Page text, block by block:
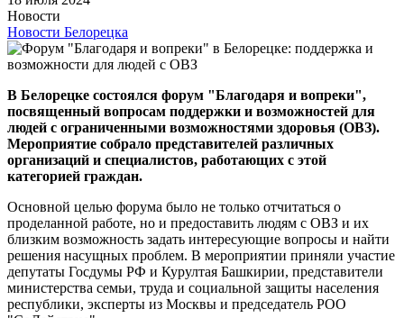
Новости
Новости Белорецка
В Белорецке состоялся форум "Благодаря и вопреки",
посвященный вопросам поддержки и возможностей для
людей с ограниченными возможностями здоровья (ОВЗ).
Мероприятие собрало представителей различных
организаций и специалистов, работающих с этой
категорией граждан.
Основной целью форума было не только отчитаться о
проделанной работе, но и предоставить людям с ОВЗ и их
близким возможность задать интересующие вопросы и найти
решения насущных проблем. В мероприятии приняли участие
депутаты Госдумы РФ и Курултая Башкирии, представители
министерства семьи, труда и социальной защиты населения
республики, эксперты из Москвы и председатель РОО